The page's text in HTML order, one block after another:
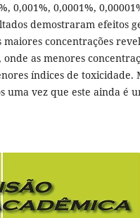
0,001%, 0,0001%,
demostraram efeitos
maiores concentrações
as menores
índices de toxicidade.
uma vez que este ainda é